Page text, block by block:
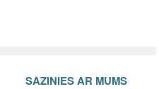
SAZINIES AR MUMS